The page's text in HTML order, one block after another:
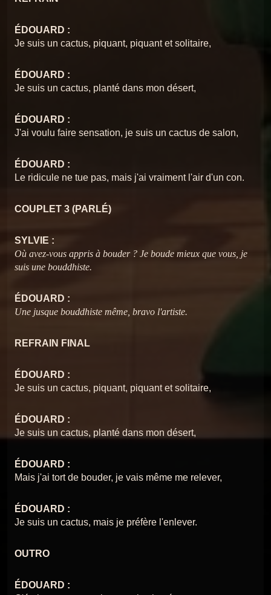
ÉDOUARD :
Je suis un cactus, piquant, piquant et solitaire,
ÉDOUARD :
Je suis un cactus, planté dans mon désert,
ÉDOUARD :
J'ai voulu faire sensation, je suis un cactus de salon,
ÉDOUARD :
Le ridicule ne tue pas, mais j'ai vraiment l'air d'un con.
COUPLET 3 (PARLÉ)
SYLVIE :
Où avez-vous appris à bouder ? Je boude mieux que vous, je
suis une bouddhiste.
ÉDOUARD :
Une jusque bouddhiste même, bravo l'artiste.
REFRAIN FINAL
ÉDOUARD :
Je suis un cactus, piquant, piquant et solitaire,
ÉDOUARD :
Je suis un cactus, planté dans mon désert,
ÉDOUARD :
Mais j'ai tort de bouder, je vais même me relever,
ÉDOUARD :
Je suis un cactus, mais je préfère l'enlever.
OUTRO
ÉDOUARD :